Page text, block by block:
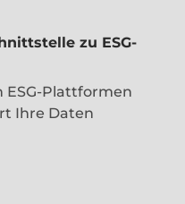
zu ESG-
ESG-Plattformen
Ihre Daten